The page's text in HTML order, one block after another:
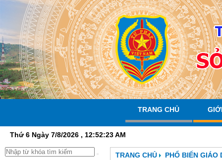
TRANG CHỦ
Thứ 6 Ngày 7/8/2026 , 12:52:24 AM
TRANG CHỦ PHỔ BIẾN GIÁO